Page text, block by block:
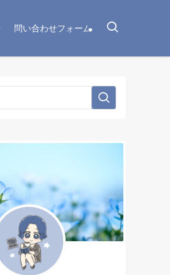
問い合わせフォーム